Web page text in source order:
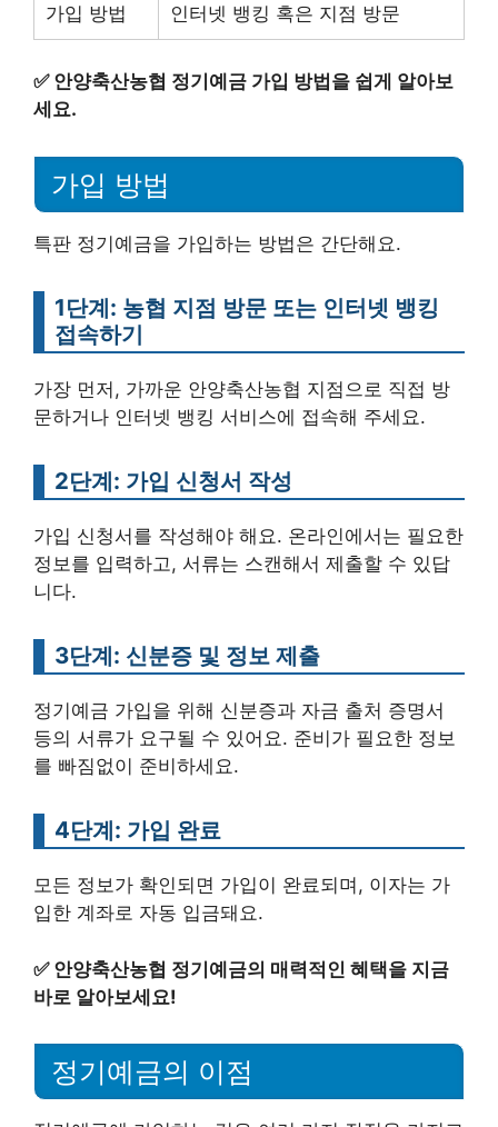
가입 방법 인터넷 뱅킹 혹은 지점 방문
✅ 안양축산농협 정기예금 가입 방법을 쉽게 알아보
세요.
가입 방법
특판 정기예금을 가입하는 방법은 간단해요.
1단계: 농협 지점 방문 또는 인터넷 뱅킹
접속하기
가장 먼저, 가까운 안양축산농협 지점으로 직접 방
문하거나 인터넷 뱅킹 서비스에 접속해 주세요.
2단계: 가입 신청서 작성
가입 신청서를 작성해야 해요. 온라인에서는 필요한
정보를 입력하고, 서류는 스캔해서 제출할 수 있답
니다.
3단계: 신분증 및 정보 제출
정기예금 가입을 위해 신분증과 자금 출처 증명서
등의 서류가 요구될 수 있어요. 준비가 필요한 정보
를 빠짐없이 준비하세요.
4단계: 가입 완료
모든 정보가 확인되면 가입이 완료되며, 이자는 가
입한 계좌로 자동 입금돼요.
✅ 안양축산농협 정기예금의 매력적인 혜택을 지금
바로 알아보세요!
정기예금의 이점